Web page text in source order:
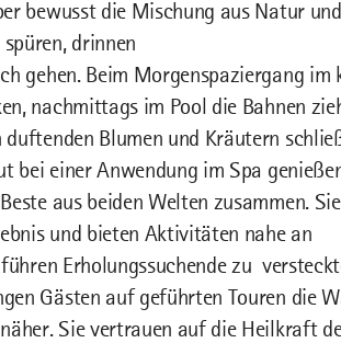
bewusst die Mischung aus Natur
drinnen
gehen. Beim Morgenspaziergang im
nachmittags im Pool die Bahnen
Blumen und Kräutern
bei einer Anwendung im Spa
aus beiden Welten zusammen.
und bieten Aktivitäten nahe an
Erholungssuchende zu
Gästen auf geführten Touren die
Sie vertrauen auf die Heilkraft